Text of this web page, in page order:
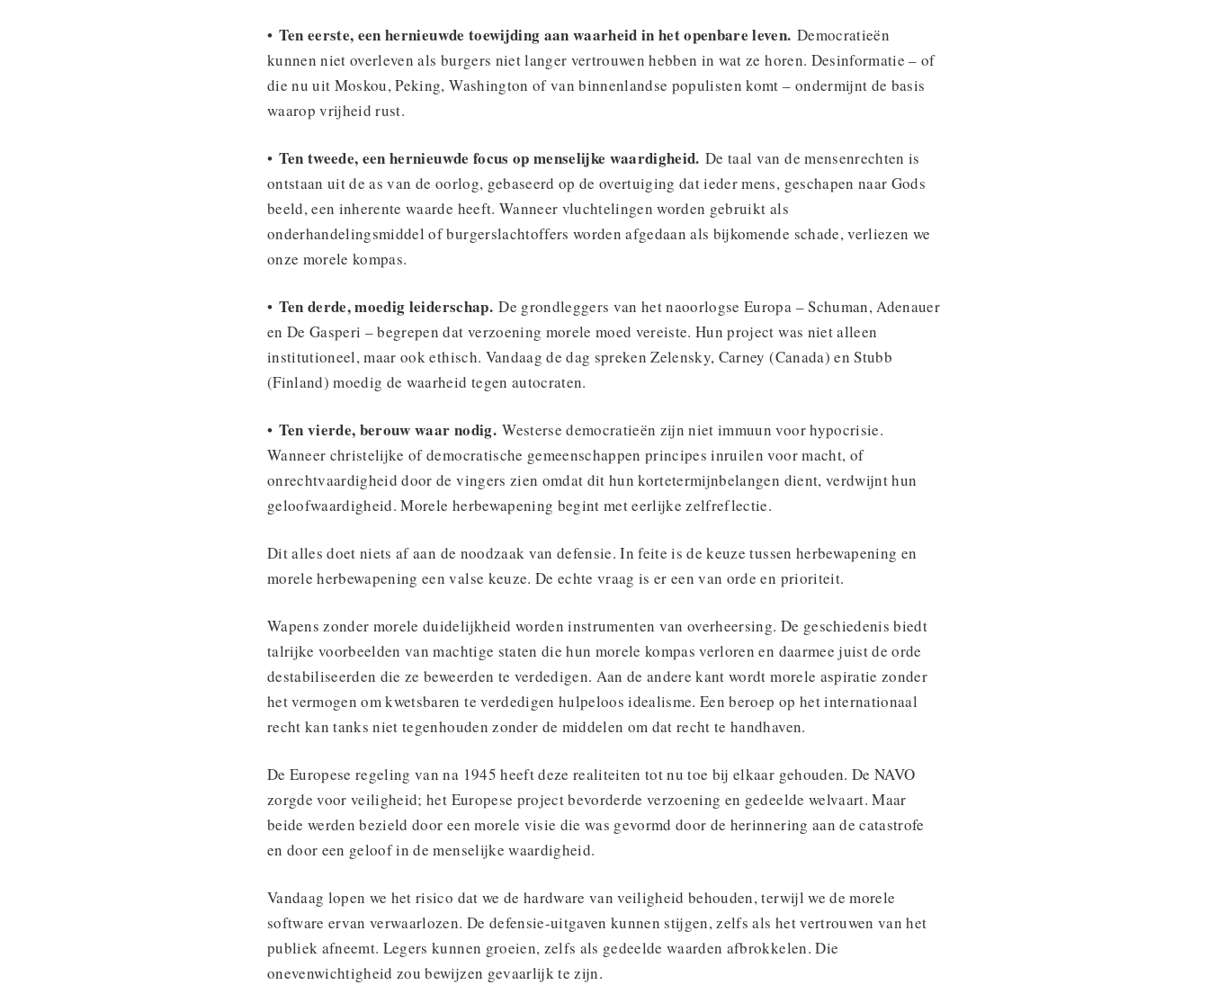
• Ten eerste, een hernieuwde toewijding aan waarheid in het openbare leven. Democratieën
kunnen niet overleven als burgers niet langer vertrouwen hebben in wat ze horen. Desinformatie – of
die nu uit Moskou, Peking, Washington of van binnenlandse populisten komt – ondermijnt de basis
waarop vrijheid rust.
• Ten tweede, een hernieuwde focus op menselijke waardigheid.De taal van de mensenrechten is
ontstaan uit de as van de oorlog, gebaseerd op de overtuiging dat ieder mens, geschapen naar Gods
beeld, een inherente waarde heeft. Wanneer vluchtelingen worden gebruikt als
onderhandelingsmiddel of burgerslachtoffers worden afgedaan als bijkomende schade, verliezen we
onze morele kompas.
• Ten derde, moedig leiderschap.De grondleggers van het naoorlogse Europa – Schuman, Adenauer
en De Gasperi – begrepen dat verzoening morele moed vereiste. Hun project was niet alleen
institutioneel, maar ook ethisch. Vandaag de dag spreken Zelensky, Carney (Canada) en Stubb
(Finland) moedig de waarheid tegen autocraten.
• Ten vierde, berouw waar nodig.Westerse democratieën zijn niet immuun voor hypocrisie.
Wanneer christelijke of democratische gemeenschappen principes inruilen voor macht, of
onrechtvaardigheid door de vingers zien omdat dit hun kortetermijnbelangen dient, verdwijnt hun
geloofwaardigheid. Morele herbewapening begint met eerlijke zelfreflectie.
Dit alles doet niets af aan de noodzaak van defensie. In feite is de keuze tussen herbewapening en
morele herbewapening een valse keuze. De echte vraag is er een van orde en prioriteit.
Wapens zonder morele duidelijkheid worden instrumenten van overheersing. De geschiedenis biedt
talrijke voorbeelden van machtige staten die hun morele kompas verloren en daarmee juist de orde
destabiliseerden die ze beweerden te verdedigen. Aan de andere kant wordt morele aspiratie zonder
het vermogen om kwetsbaren te verdedigen hulpeloos idealisme. Een beroep op het internationaal
recht kan tanks niet tegenhouden zonder de middelen om dat recht te handhaven.
De Europese regeling van na 1945 heeft deze realiteiten tot nu toe bij elkaar gehouden. De NAVO
zorgde voor veiligheid; het Europese project bevorderde verzoening en gedeelde welvaart. Maar
beide werden bezield door een morele visie die was gevormd door de herinnering aan de catastrofe
en door een geloof in de menselijke waardigheid.
Vandaag lopen we het risico dat we de hardware van veiligheid behouden, terwijl we de morele
software ervan verwaarlozen. De defensie-uitgaven kunnen stijgen, zelfs als het vertrouwen van het
publiek afneemt. Legers kunnen groeien, zelfs als gedeelde waarden afbrokkelen. Die
onevenwichtigheid zou bewijzen gevaarlijk te zijn.